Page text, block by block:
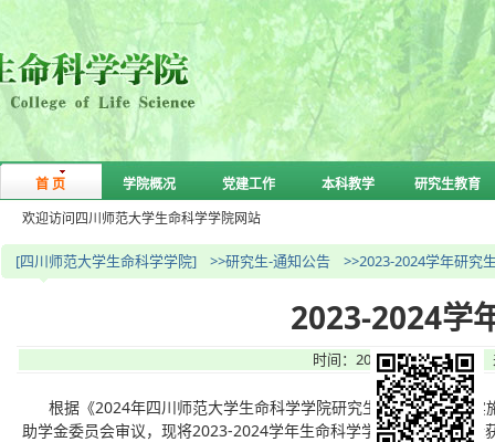
首 页 学院概况 党建工作 本科教学 研究生教育
欢迎访问四川师范大学生命科学学院网站
[四川师范大学生命科学学院] >>研究生-通知公告 >>2023-2024学年研究
2023-2024学
时间：2024-11-04
根据《2024年四川师范大学生命科学学院研究生奖助学金评定实
助学金委员会审议，现将2023-2024学年生命科学学院研究生奖学